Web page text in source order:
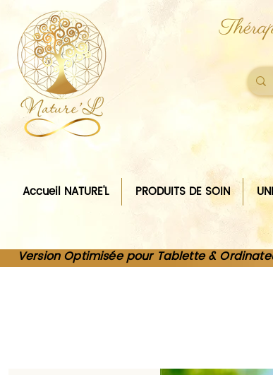
Accueil NATURE'L PRODUITS DE SOIN
Version Optimisée pour Tablette &